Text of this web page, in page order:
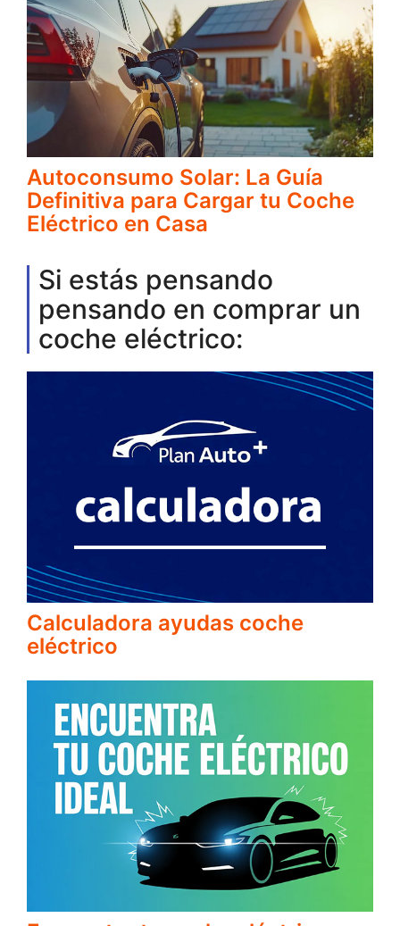
Autoconsumo Solar: La Guía
Definitiva para Cargar tu Coche
Eléctrico en Casa
Si estás pensando
pensando en comprar un
coche eléctrico:
Calculadora ayudas coche
eléctrico